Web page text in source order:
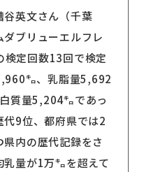
英文さん（千葉
ブリューエルフレ
定回数13回で検定
㌔、乳脂量5,692
質量5,204㌔であっ
代9位、都府県では2
内の歴代記録をさ
量が1万㌔を超えて